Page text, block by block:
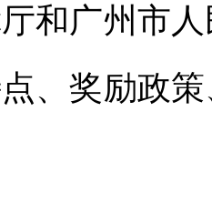
和广州市
、奖励政